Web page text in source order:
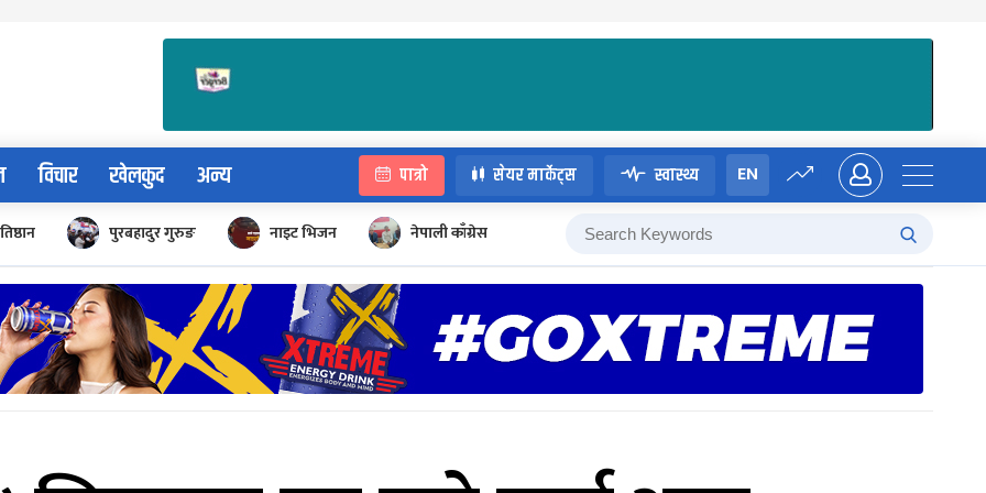
विचार खेलकुद अन्य पात्रो सेयर मार्केट्स स्वास्थ्य EN
पुरबहादुर गुरुङ नाइट भिजन नेपाली काँग्रेस